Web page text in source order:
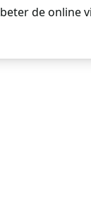
de online